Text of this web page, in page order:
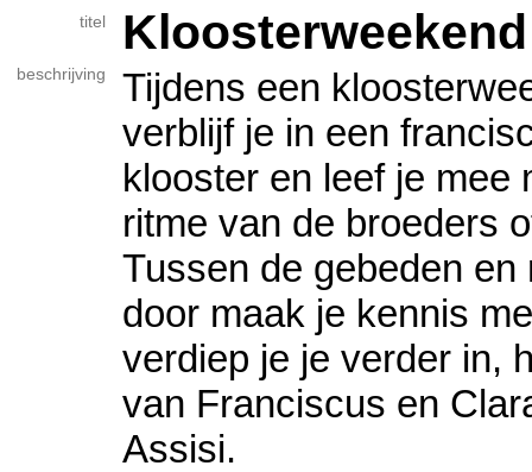
titel
beschrijving
Tijdens een
verblijf je in een
klooster en leef je mee
ritme van de broeders
Tussen de gebeden en
door maak je kennis
verdiep je je verder in,
van Franciscus en
Assisi.